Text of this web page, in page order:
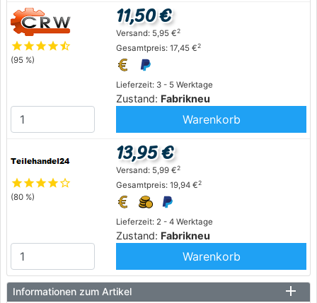
starstarstarstarstar_half
(95 %)
Lieferzeit: 3 - 5 Werktage
Zustand: Fabrikneu
11,50 €
Versand: 5,95 €2
Gesamtpreis: 17,45 €2
Warenkorb
starstarstarstarstar_outline
(80 %)
Lieferzeit: 2 - 4 Werktage
Zustand: Fabrikneu
13,95 €
Versand: 5,99 €2
Gesamtpreis: 19,94 €2
Warenkorb
Informationen zum Artikel